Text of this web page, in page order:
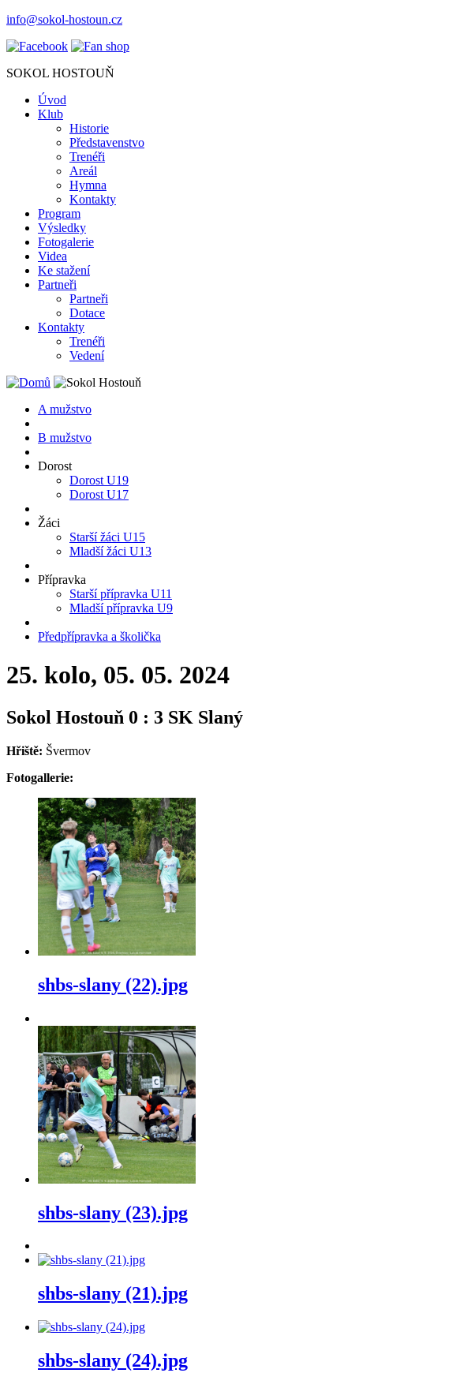
info@sokol-hostoun.cz
SOKOL HOSTOUŇ
Úvod
Klub
Historie
Představenstvo
Trenéři
Areál
Hymna
Kontakty
Program
Výsledky
Fotogalerie
Videa
Ke stažení
Partneři
Partneři
Dotace
Kontakty
Trenéři
Vedení
A mužstvo
B mužstvo
Dorost
Dorost U19
Dorost U17
Žáci
Starší žáci U15
Mladší žáci U13
Přípravka
Starší přípravka U11
Mladší přípravka U9
Předpřípravka a školička
25. kolo, 05. 05. 2024
Sokol Hostouň 0 : 3 SK Slaný
Hřiště: Švermov
Fotogallerie:
shbs-slany (22).jpg
shbs-slany (23).jpg
shbs-slany (21).jpg
shbs-slany (24).jpg